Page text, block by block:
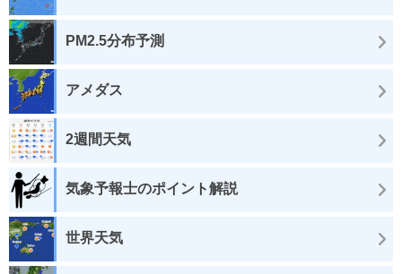
PM2.5分布予測
アメダス
2週間天気
気象予報士のポイント解説
世界天気